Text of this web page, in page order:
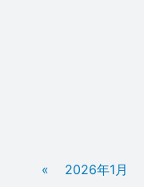
« 2026年1月